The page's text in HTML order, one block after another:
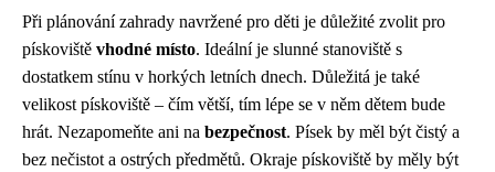
Při plánování zahrady navržené pro děti je důležité zvolit pro
pískoviště vhodné místo. Ideální je slunné stanoviště s
dostatkem stínu v horkých letních dnech. Důležitá je také
velikost pískoviště – čím větší, tím lépe se v něm dětem bude
hrát. Nezapomeňte ani na bezpečnost. Písek by měl být čistý a
bez nečistot a ostrých předmětů. Okraje pískoviště by měly být